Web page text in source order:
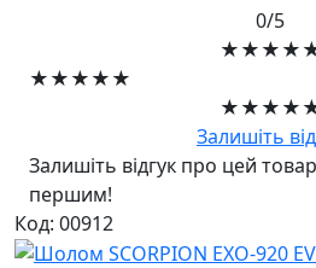
0/5
★★★★★
Залишіть
Залишіть відгук про цей
першим!
Код: 00912